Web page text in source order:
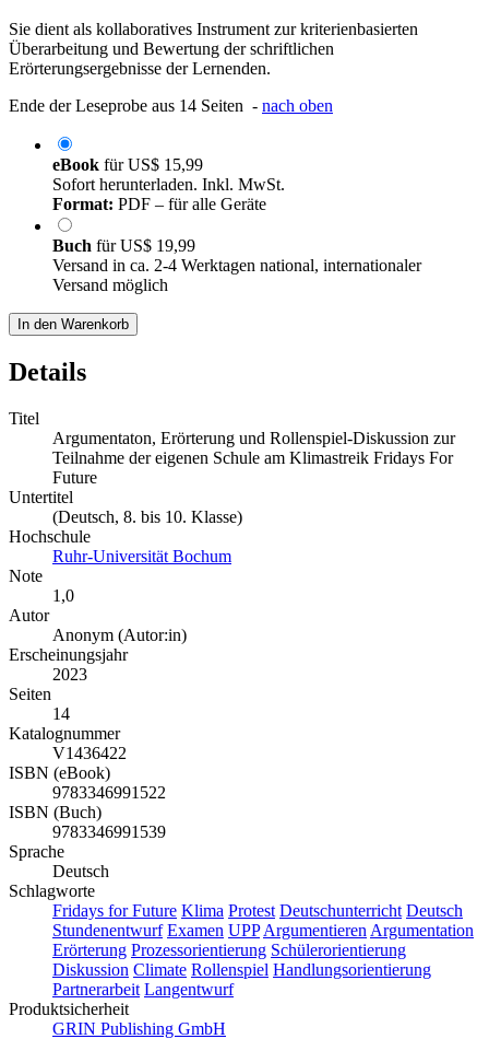
Sie dient als kollaboratives Instrument zur kriterienbasierten
Überarbeitung und Bewertung der schriftlichen
Erörterungsergebnisse der Lernenden.
Ende der Leseprobe aus 14 Seiten - nach oben
eBook fürUS$ 15,99
Sofort herunterladen. Inkl. MwSt.
Format: PDF – für alle Geräte
Buch fürUS$ 19,99
Versand in ca. 2-4 Werktagen national, internationaler
Versand möglich
In den Warenkorb
Details
Titel
Argumentaton, Erörterung und Rollenspiel-Diskussion zur
Teilnahme der eigenen Schule am Klimastreik Fridays For
Future
Untertitel
(Deutsch, 8. bis 10. Klasse)
Hochschule
Ruhr-Universität Bochum
Note
1,0
Autor
Anonym (Autor:in)
Erscheinungsjahr
2023
Seiten
14
Katalognummer
V1436422
ISBN (eBook)
9783346991522
ISBN (Buch)
9783346991539
Sprache
Deutsch
Schlagworte
Fridays for Future Klima Protest Deutschunterricht Deutsch
Stundenentwurf Examen UPP Argumentieren Argumentation
Erörterung Prozessorientierung Schülerorientierung
Diskussion Climate Rollenspiel Handlungsorientierung
Partnerarbeit Langentwurf
Produktsicherheit
GRIN Publishing GmbH